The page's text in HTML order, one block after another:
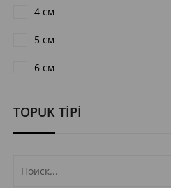
4 см
5 см
6 см
TOPUK TİPİ